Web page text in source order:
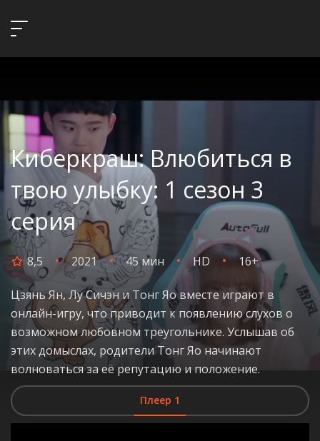
Киберкраш: Влюбиться в
твою улыбку: 1 сезон 3
серия
8,5 2021 45 мин HD 16+
Цзянь Ян, Лу Сичэн и Тонг Яо вместе играют в
онлайн-игру, что приводит к появлению слухов о
возможном любовном треугольнике. Услышав об
этих домыслах, родители Тонг Яо начинают
волноваться за её репутацию и положение.
Плеер 1